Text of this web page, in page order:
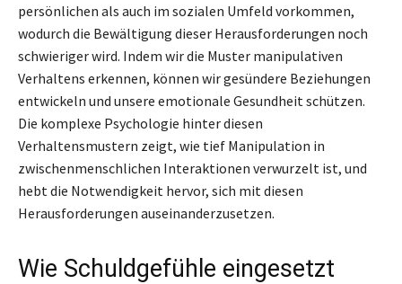
persönlichen als auch im sozialen Umfeld vorkommen,
wodurch die Bewältigung dieser Herausforderungen noch
schwieriger wird. Indem wir die Muster manipulativen
Verhaltens erkennen, können wir gesündere Beziehungen
entwickeln und unsere emotionale Gesundheit schützen.
Die komplexe Psychologie hinter diesen
Verhaltensmustern zeigt, wie tief Manipulation in
zwischenmenschlichen Interaktionen verwurzelt ist, und
hebt die Notwendigkeit hervor, sich mit diesen
Herausforderungen auseinanderzusetzen.
Wie Schuldgefühle eingesetzt